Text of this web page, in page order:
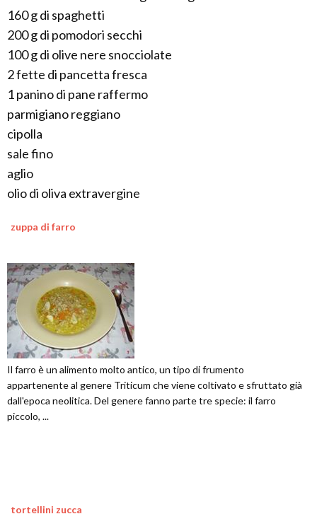
160 g di spaghetti
200 g di pomodori secchi
100 g di olive nere snocciolate
2 fette di pancetta fresca
1 panino di pane raffermo
parmigiano reggiano
cipolla
sale fino
aglio
olio di oliva extravergine
zuppa di farro
Il farro è un alimento molto antico, un tipo di frumento
appartenente al genere Triticum che viene coltivato e sfruttato già
dall'epoca neolitica. Del genere fanno parte tre specie: il farro
piccolo, ...
tortellini zucca